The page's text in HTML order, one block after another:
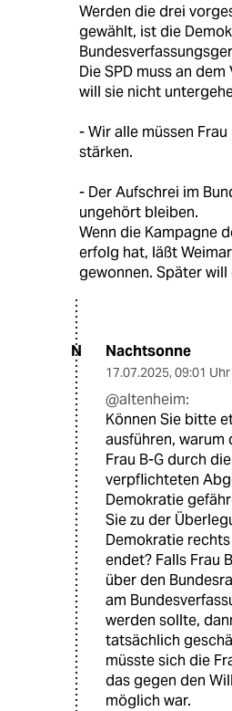
Werden die drei
gewählt, ist die
Die SPD muss an
will sie nicht
- Wir alle müssen
stärken.
- Der Aufschrei im
ungehört bleiben.
Wenn die Kampagne
erfolg hat, läßt
gewonnen. Später will
N Nachtsonne
17.07.2025, 09:01 Uhr
@altenheim:
Können Sie bitte
ausführen, warum
Frau B-G durch
verpflichteten
Demokratie
Sie zu der
Demokratie
endet? Falls Frau
über den
am
werden sollte,
tatsächlich
müsste sich die
das gegen den
möglich war.